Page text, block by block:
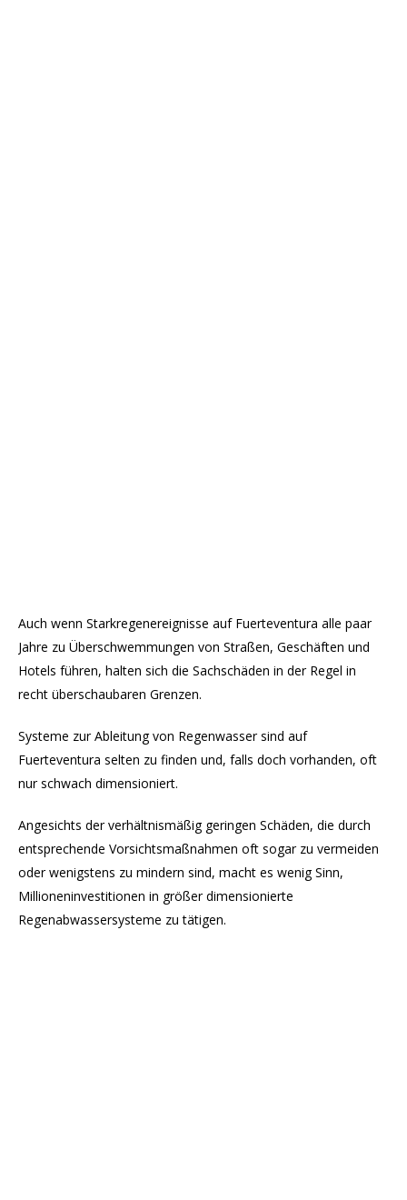
Auch wenn Starkregenereignisse auf Fuerteventura alle paar
Jahre zu Überschwemmungen von Straßen, Geschäften und
Hotels führen, halten sich die Sachschäden in der Regel in
recht überschaubaren Grenzen.
Systeme zur Ableitung von Regenwasser sind auf
Fuerteventura selten zu finden und, falls doch vorhanden, oft
nur schwach dimensioniert.
Angesichts der verhältnismäßig geringen Schäden, die durch
entsprechende Vorsichtsmaßnahmen oft sogar zu vermeiden
oder wenigstens zu mindern sind, macht es wenig Sinn,
Millioneninvestitionen in größer dimensionierte
Regenabwassersysteme zu tätigen.